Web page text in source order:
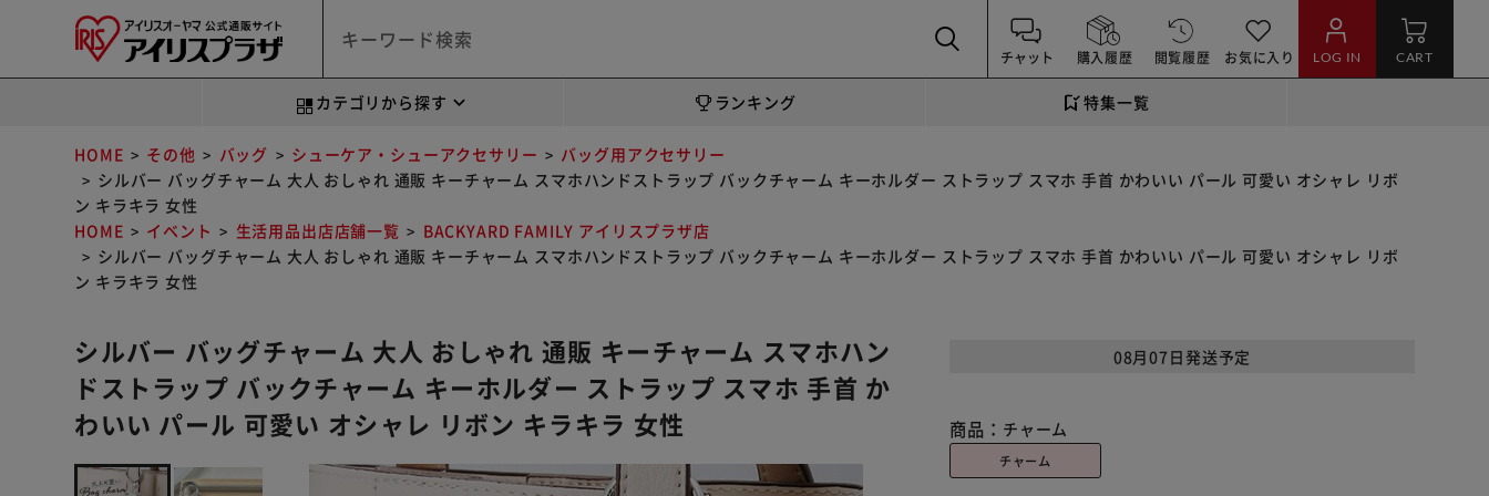
チャット 購入履歴 閲覧履歴 お気に入り LOG IN CART
カテゴリから探す ランキング 特集一覧
HOME その他 バッグ シューケア・シューアクセサリー
バッグ用アクセサリー
シルバー バッグチャーム 大人 おしゃれ 通販 キーチャーム スマホハンドストラップ バックチャーム キーホルダー ストラップ スマホ 手首 かわいい パール 可愛い オシャレ リボ
ン キラキラ 女性
HOME
イベント 生活用品出店店舗一覧
BACKYARD FAMILY アイリスプラザ店
シルバー バッグチャーム 大人 おしゃれ 通販 キーチャーム スマホハンドストラップ バックチャーム キーホルダー ストラップ スマホ 手首 かわいい パール 可愛い オシャレ リボ
ン キラキラ 女性
シルバー バッグチャーム 大人 おしゃれ 通販 キーチャーム スマホハン
ドストラップ バックチャーム キーホルダー ストラップ スマホ 手首 か
わいい パール 可愛い オシャレ リボン キラキラ 女性
08月07日発送予定
商品： チャーム
チャーム